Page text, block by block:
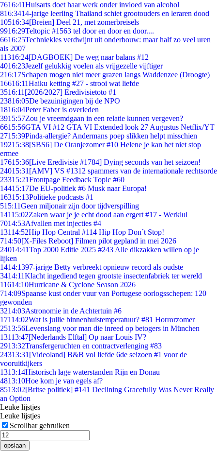
7616:41Huisarts doet haar werk onder invloed van alcohol
816:3414-jarige leerling Thailand schiet grootouders en leraren dood
10516:34[Breien] Deel 21, met zomerbreisels
9916:29Teltopic #1563 tel door en door en door....
6616:25Techniekles verdwijnt uit onderbouw: maar half zo veel uren
als 2007
11316:24[DAGBOEK] De weg naar balans #12
4016:23Jezelf gelukkig voelen als vrijgezelle vijftiger
216:17Schapen mogen niet meer grazen langs Waddenzee (Droogte)
16616:11Haiku ketting #27 - strooi wat liefde
3516:11 [2026/2027] Eredivisietoto #1
23816:05De bezuinigingen bij de NPO
1816:04Peter Faber is overleden
3915:57Zou je vreemdgaan in een relatie kunnen vergeven?
6615:56GTA VI #12 GTA VI Extended look 27 Augustus Netflix/YT
2715:39Pinda-allergie? Andermans poep slikken helpt misschien
19215:38[SBS6] De Oranjezomer #10 Helene je kan het niet stop
ermee
17615:36[Live Eredivisie #1784] Dying seconds van het seizoen!
24015:31 [AMV] VS #1312 spammers van de internationale rechtsorde
23315:21Frontpage Feedback Topic #60
14415:17De EU-politiek #6 Musk naar Europa!
16315:13Politieke podcasts #1
515:11Geen miljonair zijn door tijdverspilling
14115:02Zaken waar je je echt dood aan ergert #17 - Werklui
7014:53Afvallen met injecties #4
13114:52Hip Hop Central #114 Hip Hop Don´t Stop!
714:50[X-Files Reboot] Filmen pilot gepland in mei 2026
24014:41Top 2000 Editie 2025 #243 Alle dikzakken willen op je
lijken
1414:1397-jarige Betty verbreekt opnieuw record als oudste
3414:11Klacht ingediend tegen grootste insectenfabriek ter wereld
11614:10Hurricane & Cyclone Season 2026
714:09Spaanse kust onder vuur van Portugese oorlogsschepen: 120
gewonden
3214:03Astronomie in de Achtertuin #6
17114:02Wat is jullie binnenhuistemperatuur? #81 Horrorzomer
2513:56Levenslang voor man die inreed op betogers in München
13113:47[Nederlands Elftal] Op naar Louis IV?
2913:32Transfergeruchten en contractverlenging #83
24313:31 [Videoland] B&B vol liefde 6de seizoen #1 voor de
vooruitkijkers
1313:14Historisch lage waterstanden Rijn en Donau
4813:10Hoe kom je van egels af?
8513:02[Britse politiek] #141 Declining Gracefully Was Never Really
an Option
Leuke lijstjes
Leuke lijstjes
Scrollbar gebruiken
opslaan